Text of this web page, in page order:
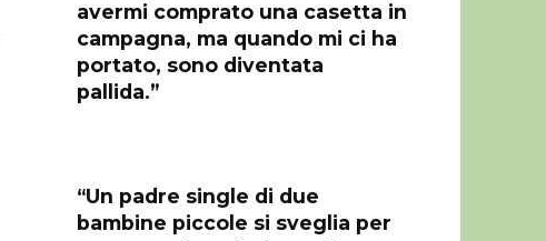
avermi comprato una casetta in
campagna, ma quando mi ci ha
portato, sono diventata
pallida.”
“Un padre single di due
bambine piccole si sveglia per